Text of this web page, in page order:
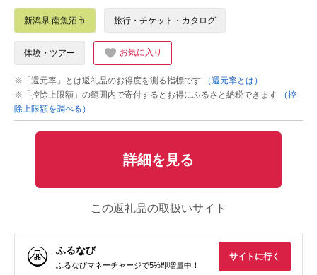
新潟県 南魚沼市 旅行・チケット・カタログ
体験・ツアー お気に入り
※「還元率」とは返礼品のお得度を測る指標です
（還元率とは）
※「控除上限額」の範囲内で寄付するとお得にふるさと納税できます
（控
除上限額を調べる）
詳細を見る
この返礼品の取扱いサイト
ふるなび
ふるなびマネーチャージで5%即増量中！
サイトに行く